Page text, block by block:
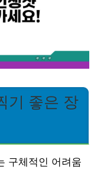
기 좋은 장
구체적인 어려움